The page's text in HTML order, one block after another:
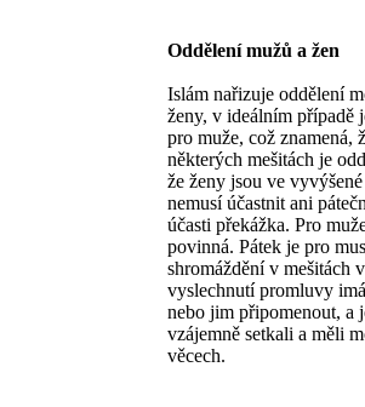
Oddělení mužů a žen
Islám nařizuje oddělení
ženy, v ideálním případě
pro muže, což znamená,
některých mešitách je
že ženy jsou ve
nemusí účastnit ani
účasti překážka. Pro
povinná. Pátek je pro
shromáždění v mešitách
vyslechnutí promluvy
nebo jim připomenout, a
vzájemně setkali a měli
věcech.